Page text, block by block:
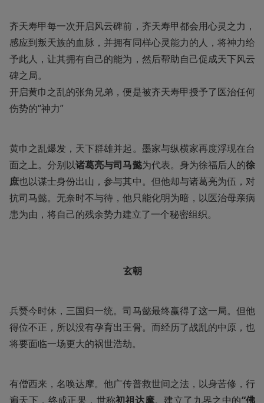
齐天寿甲每一次开启风云碑前，齐天寿甲都会用心灵之力，
感应到叛天族的血脉，并拥有同样心灵能力的人，将神力给
予此人，让其拥有自己的能为，然后帮助自己促成天下风云
碑之局。
开启黄巾之乱的张角兄弟，便是被齐天寿甲授予了医治任何
伤势的“神力”
黄巾之乱爆发，天下群雄并起。墨家与纵横家再度浮现在台
面之上。分别以诸葛亮与司马懿为代表。身为徐福后人的徐
庶也以谋士身份出山，参与其中。但他却与诸葛亮为伍，对
抗司马懿。无奈时不与待，他只能化明为暗，以医治母亲病
患为由，将自己的残余势力建立了一个秘密组织。
玄朝
兵燹今时休，三国归一统。司马懿最终赢得了这一局。但他
得位不正，所以没有孕育出王骨。而经历了战乱的中原，也
将要面临一场更大的祸世浩劫。
有僧西来，名唤达摩。他广传普救世间之法，以身苦修，行
遍天下，终成正果，世称初祖达摩。建立了九界之中的“佛